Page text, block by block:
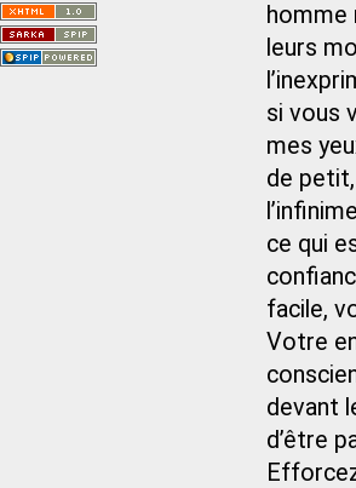
homme
leurs
si vous
mes
de
ce qui
facile,
Votre
devant
d’être
Saint-Nom.
Veuillez consulter le message du
service ci-dessous.
(401 - Invalid API key. Please see
https://openweathermap.org/faq#error401